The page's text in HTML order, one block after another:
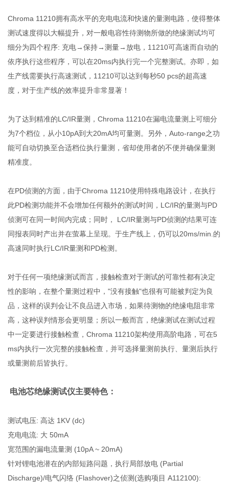
Chroma 11210拥有高水平的充电电流和快速的量测电路，使得整体
测试速度得以大幅提升，对一般电容性待测物所做的绝缘测试均可
细分为四个程序: 充电→保持→测量→放电，11210可高速而自动的
依序执行这些程序，可以在20ms内执行完一个完整测试。亦即，如
生产线需要执行高速测试，11210可以达到每秒50 pcs的超高速
度，对于生产线的效率提升非常显著！
为了达到精准的LC/IR量测，Chroma 11210在漏电流量测上可细分
为7个档位，从小10pA到大20mA均可量测。另外，Auto-range之功
能可自动切换至合适档位执行量测，省却使用者的不便并确保量测
精准度。
在PD侦测的方面，由于Chroma 11210使用特殊电路设计，在执行
此PD检测功能并不会增加任何额外的测试时间，LC/IR的量测与PD
侦测可在同一时间内完成；同时， LC/IR量测与PD侦测的结果可连
同报表同时产出并在萤幕上呈现。于生产线上，仍可以20ms/min.的
高速同时执行LC/IR量测和PD检测。
对于任何一项绝缘测试而言，接触检查对于测试的可靠性都有决定
性的影响，在整个量测过程中，"没有接触"也很有可能被判定为良
品，这样的误判会让不良品进入市场，如果待测物的绝缘电阻非常
高，这种误判情形会更明显；所以一般而言，绝缘测试在测试过程
中一定要进行接触检查，Chroma 11210架构使用高阶电路，可在5
ms内执行一次完整的接触检查，并可选择量测前执行、量测后执行
或量测前后皆执行。
电池芯绝缘测试仪主要特色：
测试电压: 高达 1KV (dc)
充电电流: 大 50mA
宽范围的漏电流量测 (10pA ~ 20mA)
针对锂电池潜在的内部短路问题，执行局部放电 (Partial
Discharge)/电气闪络 (Flashover)之侦测(选购项目 A112100):